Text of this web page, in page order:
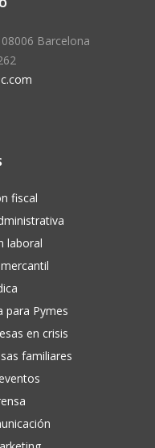
Barcelona
fiscal
laboral
para Pymes
en crisis
familiares